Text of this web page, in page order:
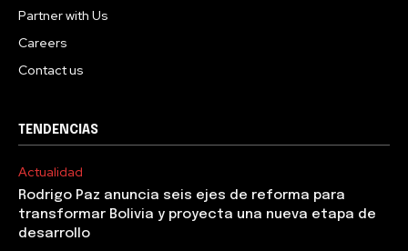
Partner with Us
Careers
Contact us
TENDENCIAS
Actualidad
Rodrigo Paz anuncia seis ejes de reforma para
transformar Bolivia y proyecta una nueva etapa de
desarrollo